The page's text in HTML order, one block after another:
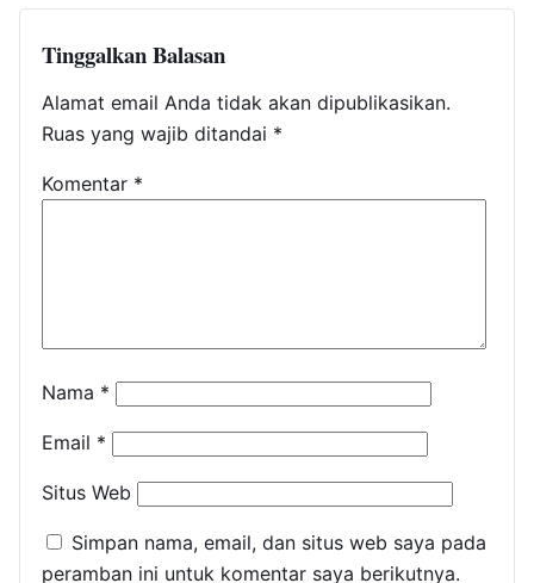
Tinggalkan Balasan
Alamat email Anda tidak akan dipublikasikan.
Ruas yang wajib ditandai *
Komentar *
Nama *
Email *
Situs Web
Simpan nama, email, dan situs web saya pada
peramban ini untuk komentar saya berikutnya.